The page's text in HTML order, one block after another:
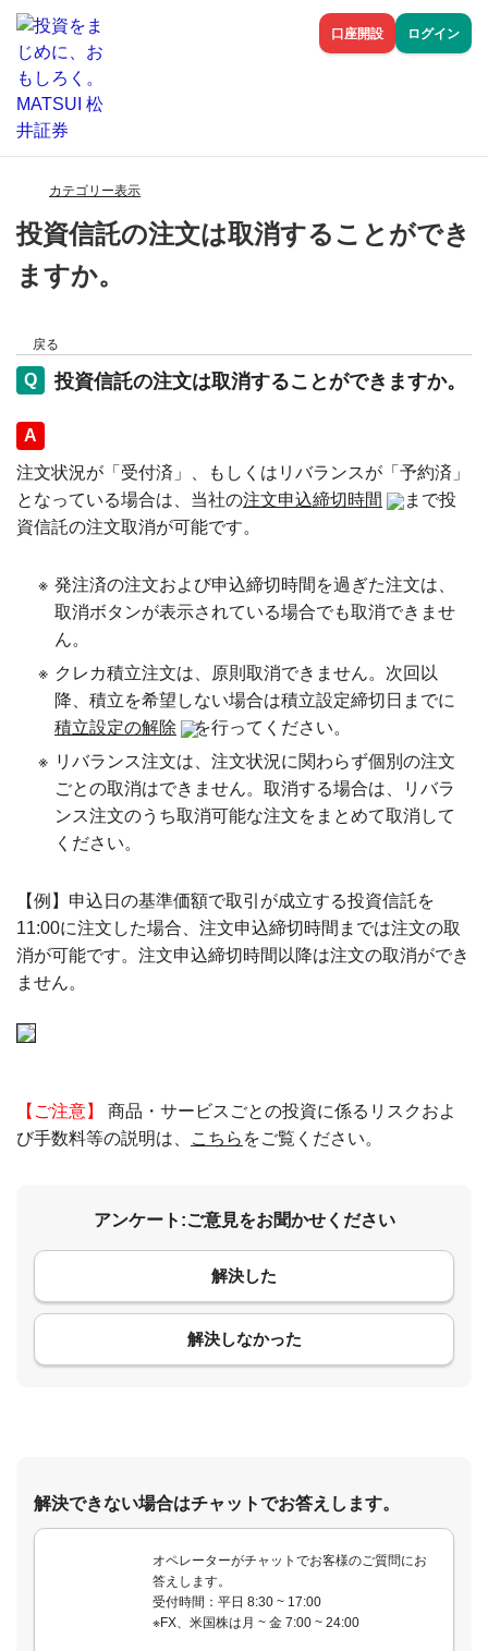
口座開設 ログイン
カテゴリー表示
投資信託の注文は取消することができ
ますか。
戻る
投資信託の注文は取消することができますか。
回答
注文状況が「受付済」、もしくはリバランスが「予約済」
となっている場合は、当社の注文申込締切時間
まで投
資信託の注文取消が可能です。
※ 発注済の注文および申込締切時間を過ぎた注文は、
取消ボタンが表示されている場合でも取消できませ
ん。
※ クレカ積立注文は、原則取消できません。次回以
降、積立を希望しない場合は積立設定締切日までに
積立設定の解除
を行ってください。
※ リバランス注文は、注文状況に関わらず個別の注文
ごとの取消はできません。取消する場合は、リバラ
ンス注文のうち取消可能な注文をまとめて取消して
ください。
【例】申込日の基準価額で取引が成立する投資信託を
11:00に注文した場合、注文申込締切時間までは注文の取
消が可能です。注文申込締切時間以降は注文の取消ができ
ません。
【ご注意】
商品・サービスごとの投資に係るリスクおよ
び手数料等の説明は、
こちら をご覧ください。
アンケート:ご意見をお聞かせください
解決した
解決しなかった
コメント
解決できない場合はチャットでお答えします。
オペレーターがチャットでお客様のご質問にお
答えします。
受付時間：平日 8:30 ~ 17:00
※FX、米国株は月 ~ 金 7:00 ~ 24:00